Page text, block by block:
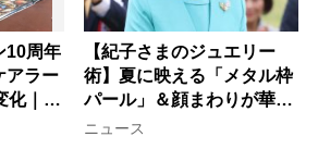
10周年
アラー
化｜流
、法
【紀子さまのジュエリー
術】夏に映える「メタル枠
パール」＆顔まわりが華や
ぐ「揺れる一粒」の使い分
ニュース